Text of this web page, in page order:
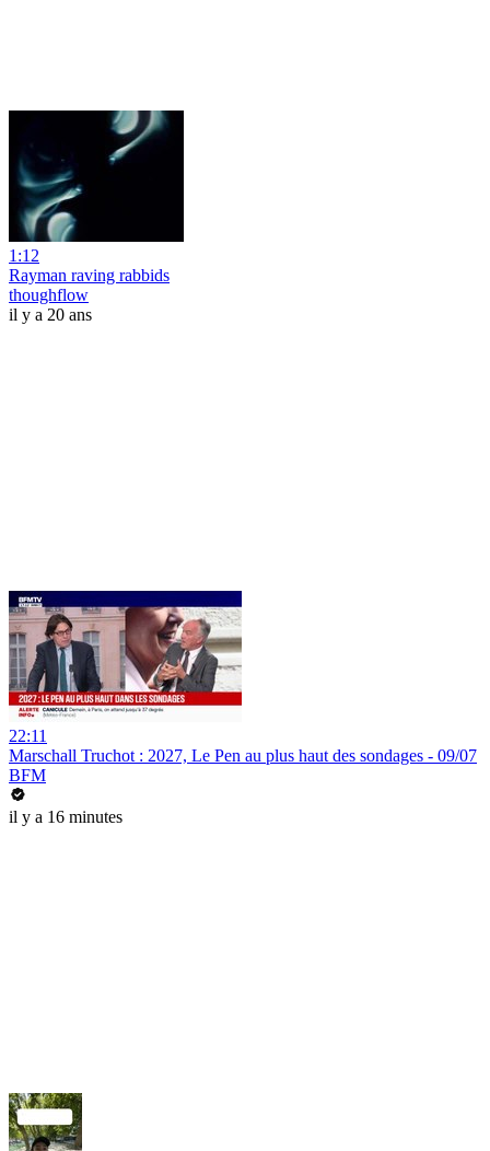
1:12
Rayman raving rabbids
thoughflow
il y a 20 ans
22:11
Marschall Truchot : 2027, Le Pen au plus haut des sondages - 09/07
BFM
il y a 16 minutes